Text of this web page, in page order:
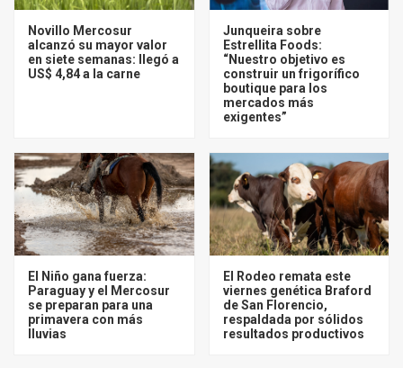
Novillo Mercosur
alcanzó su mayor valor
en siete semanas: llegó a
US$ 4,84 a la carne
Junqueira sobre
Estrellita Foods:
“Nuestro objetivo es
construir un frigorífico
boutique para los
mercados más
exigentes”
El Niño gana fuerza:
Paraguay y el Mercosur
se preparan para una
primavera con más
lluvias
El Rodeo remata este
viernes genética Braford
de San Florencio,
respaldada por sólidos
resultados productivos